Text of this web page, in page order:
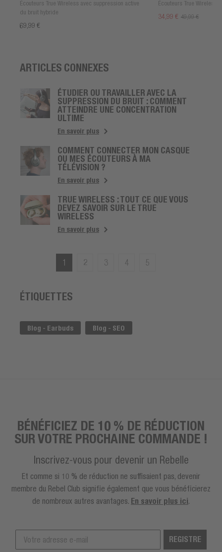
ARTICLES CONNEXES
ÉTUDIER OU TRAVAILLER AVEC LA
SUPPRESSION DU BRUIT : COMMENT
ATTEINDRE UNE CONCENTRATION
ULTIME
En savoir plus
COMMENT CONNECTER MON CASQUE
OU MES ÉCOUTEURS À MA
TÉLÉVISION ?
En savoir plus
TRUE WIRELESS : TOUT CE QUE VOUS
DEVEZ SAVOIR SUR LE TRUE
WIRELESS
En savoir plus
1 2 3 4 5
ÉTIQUETTES
Blog - Earbuds Blog - SEO
Écouteurs True Wireless avec suppression active
du bruit hybride
69,99 €
Écouteurs True Wireless
34,99 € 49,99 €
BÉNÉFICIEZ DE 10 % DE RÉDUCTION
SUR VOTRE PROCHAINE COMMANDE !
Inscrivez-vous pour devenir un Rebelle
Et comme si 10 % de réduction ne suffisaient pas, devenir
membre du Rebel Club signifie également que vous bénéficierez
de nombreux autres avantages. En savoir plus ici.
REGISTRE